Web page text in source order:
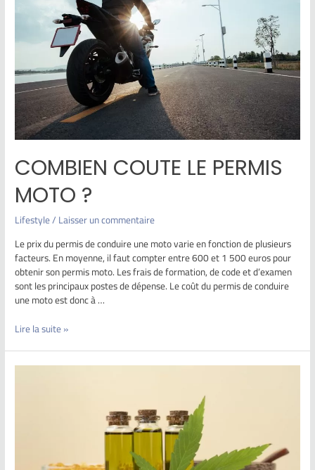
COMBIEN COUTE LE PERMIS
MOTO ?
Lifestyle/Laisser un commentaire
Le prix du permis de conduire une moto varie en fonction de plusieurs
facteurs. En moyenne, il faut compter entre 600 et 1 500 euros pour
obtenir son permis moto. Les frais de formation, de code et d’examen
sont les principaux postes de dépense. Le coût du permis de conduire
une moto est donc à …
Lire la suite »